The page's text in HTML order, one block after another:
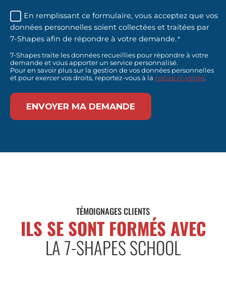
RGPD
*
En remplissant ce formulaire, vous acceptez que vos
données personnelles soient collectées et traitées par
7-Shapes afin de répondre à votre demande.*
7-Shapes traite les données recueillies pour répondre à votre
demande et vous apporter un service personnalisé.
Pour en savoir plus sur la gestion de vos données personnelles
et pour exercer vos droits, reportez-vous à la notice ci-jointe.
TÉMOIGNAGES CLIENTS
ILS SE SONT FORMÉS AVEC
LA 7-SHAPES SCHOOL